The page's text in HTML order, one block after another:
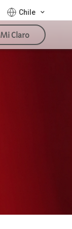
Chile
Mi Claro